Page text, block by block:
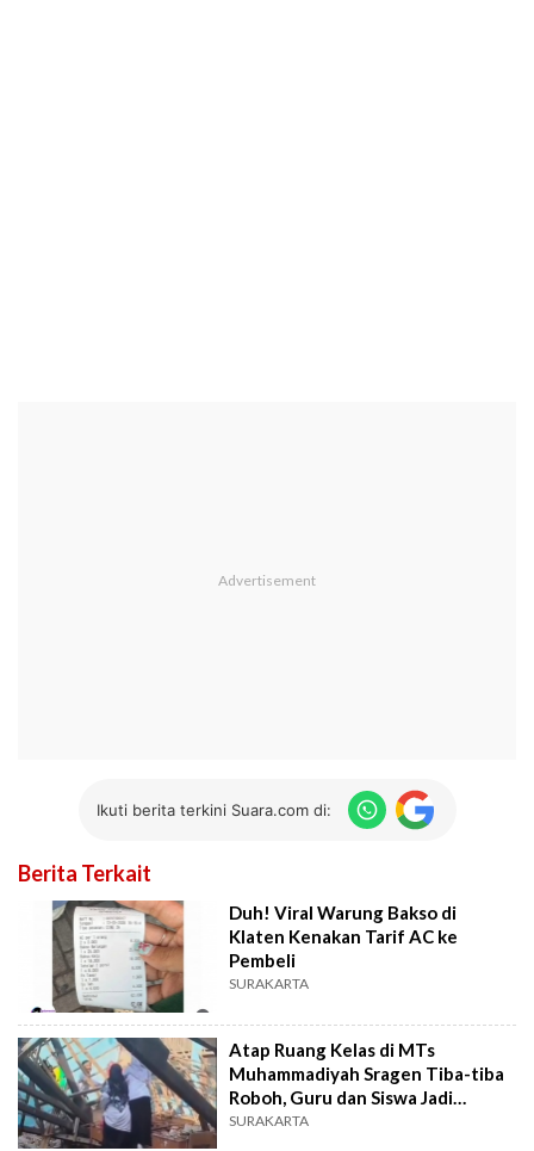
Ikuti berita terkini Suara.com di:
Berita Terkait
Duh! Viral Warung Bakso di
Klaten Kenakan Tarif AC ke
Pembeli
SURAKARTA
Atap Ruang Kelas di MTs
Muhammadiyah Sragen Tiba-tiba
Roboh, Guru dan Siswa Jadi
Korban
SURAKARTA